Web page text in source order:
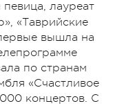
певица, лауреат
«Таврийские
вышла на
по странам
«Счастливое
концертов. С